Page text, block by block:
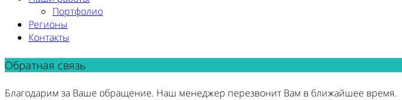
Портфолио
Регионы
Контакты
Обратная связь
Благодарим за Ваше обращение. Наш менеджер перезвонит Вам в ближайшее время.